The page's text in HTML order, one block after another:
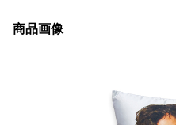
商品画像